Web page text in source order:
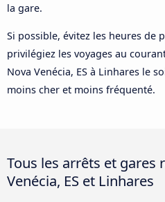
la gare.
Si possible, évitez les heures de
privilégiez les voyages au
Nova Venécia, ES à Linhares le
moins cher et moins fréquenté.
Tous les arrêts et gares
Venécia, ES et Linhares